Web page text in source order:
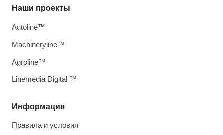
Информация
Правила и условия
Наши проекты
Autoline™
Machineryline™
Agroline™
Linemedia Digital ™